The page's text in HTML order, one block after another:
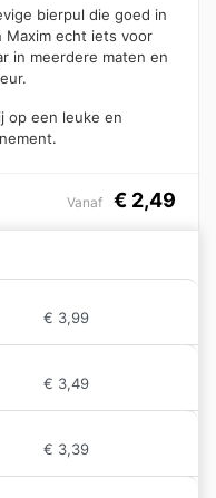
bierpul die goed in
Maxim echt iets voor
in meerdere maten en
op een leuke en
Vanaf € 2,49
€ 3,99
€ 3,49
€ 3,39